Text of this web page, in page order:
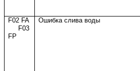
F02 FA
F03
FP
Ошибка слива воды